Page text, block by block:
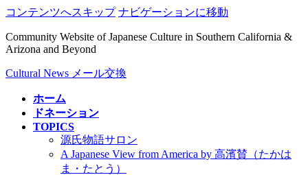
コンテンツへスキップ ナビゲーションに移動
Community Website of Japanese Culture in Southern California &
Arizona and Beyond
Cultural News メール交換
ホーム
ドネーション
TOPICS
源氏物語サロン
A Japanese View from America by 高濱賛（たかは
ま・たとう）